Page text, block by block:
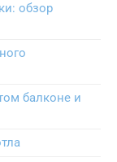
обзор
балконе и